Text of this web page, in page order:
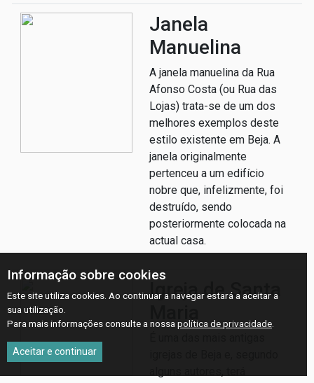
Janela
Manuelina
A janela manuelina da Rua
Afonso Costa (ou Rua das
Lojas) trata-se de um dos
melhores exemplos deste
estilo existente em Beja. A
janela originalmente
pertenceu a um edifício
nobre que, infelizmente, foi
destruído, sendo
posteriormente colocada na
actual casa.
Igreja de Santa
Informação sobre cookies
Este site utiliza cookies. Ao continuar a navegar estará a aceitar a
sua utilização.
Para mais informações consulte a nossa política de privacidade
Aceitar e continuar